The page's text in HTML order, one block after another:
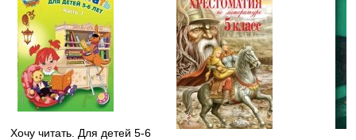
Хочу читать. Для детей 5-6